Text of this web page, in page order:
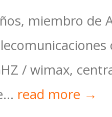
miembro de
/ wimax,
read more →